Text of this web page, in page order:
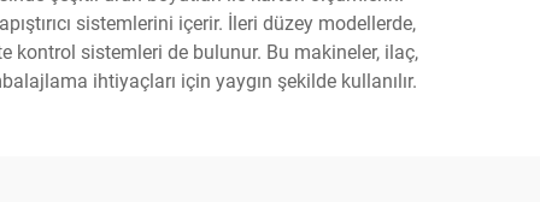
sistemlerini içerir. İleri düzey modellerde,
kontrol sistemleri de bulunur. Bu makineler, ilaç,
ihtiyaçları için yaygın şekilde kullanılır.